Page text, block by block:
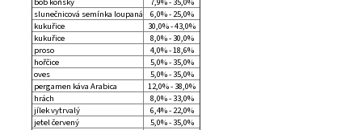
slunečnicová semínka loupaná
6,0% - 25,0%
kukuřice
30,0% - 43,0%
kukuřice
8,0% - 30,0%
proso
4,0% - 18,6%
hořčice
5,0% - 35,0%
oves
5,0% - 35,0%
pergamen káva Arabica
12,0% - 38,0%
hrách
8,0% - 33,0%
jílek vytrvalý
6,4% - 22,0%
jetel červený
5,0% - 35,0%